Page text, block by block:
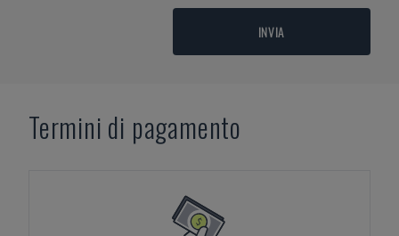
INVIA
Termini di pagamento